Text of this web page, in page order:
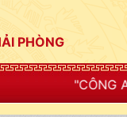
PHÒNG
AN THÀNH PHỐ